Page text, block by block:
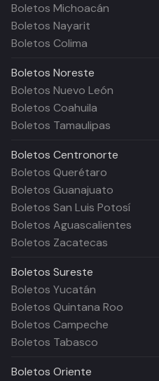
Boletos Michoacán
Boletos Nayarit
Boletos Colima
Boletos Noreste
Boletos Nuevo León
Boletos Coahuila
Boletos Tamaulipas
Boletos Centronorte
Boletos Querétaro
Boletos Guanajuato
Boletos San Luis Potosí
Boletos Aguascalientes
Boletos Zacatecas
Boletos Sureste
Boletos Yucatán
Boletos Quintana Roo
Boletos Campeche
Boletos Tabasco
Boletos Oriente